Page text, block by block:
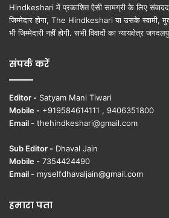
Hindkeshari में प्रकाशित ऐसी सामग्री के लिए
जिम्मेदार होगा, The Hindkeshari या उसके स्वामी,
भी जिम्मेदारी नहीं होगी. सभी विवादों का न्यायक्षेत्र
संपर्क करें
Editor - Satyam Mani Tiwari
Mobile - +919584614111 , 9406351800
Email - thehindkeshari@gmail.com
Sub Editor - Dhaval Jain
Mobile - 7354424490
Email - myselfdhavaljain@gmail.com
हमारा पता